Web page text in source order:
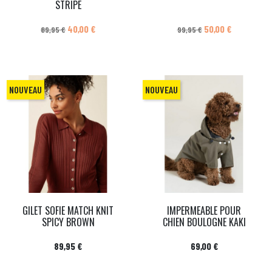
STRIPE
Prix de base
89,95 € Prix
40,00 € Prix de base
99,95 € Prix
50,00 €
GILET SOFIE MATCH KNIT
SPICY BROWN
Prix
89,95 €
NOUVEAU
IMPERMEABLE POUR
CHIEN BOULOGNE KAKI
Prix
69,00 €
NOUVEAU